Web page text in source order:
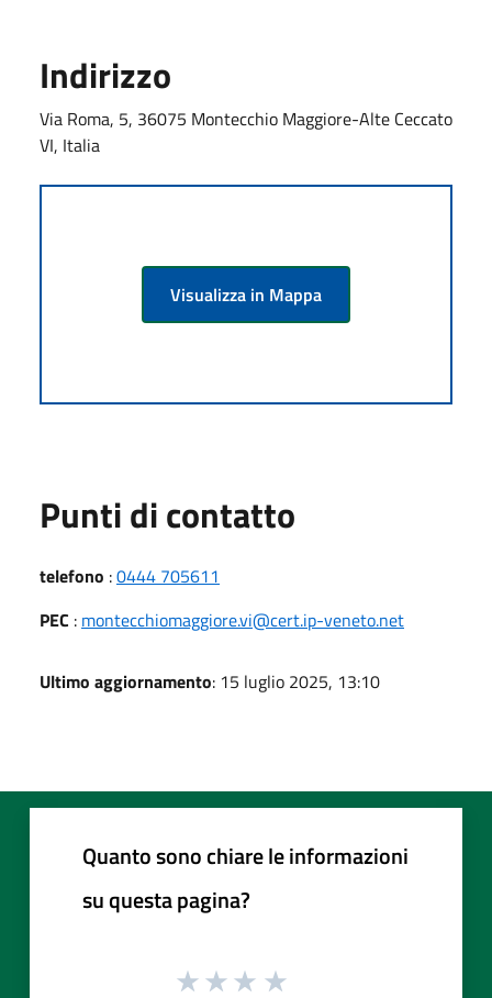
Indirizzo
Via Roma, 5, 36075 Montecchio Maggiore-Alte Ceccato
VI, Italia
Visualizza in Mappa
Punti di contatto
telefono :0444 705611
PEC : montecchiomaggiore.vi@cert.ip-veneto.net
Ultimo aggiornamento: 15 luglio 2025, 13:10
Quanto sono chiare le informazioni
su questa pagina?